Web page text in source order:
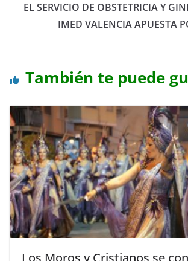
EL SERVICIO DE OBSTETRICIA Y
IMED VALENCIA APUESTA
También te puede